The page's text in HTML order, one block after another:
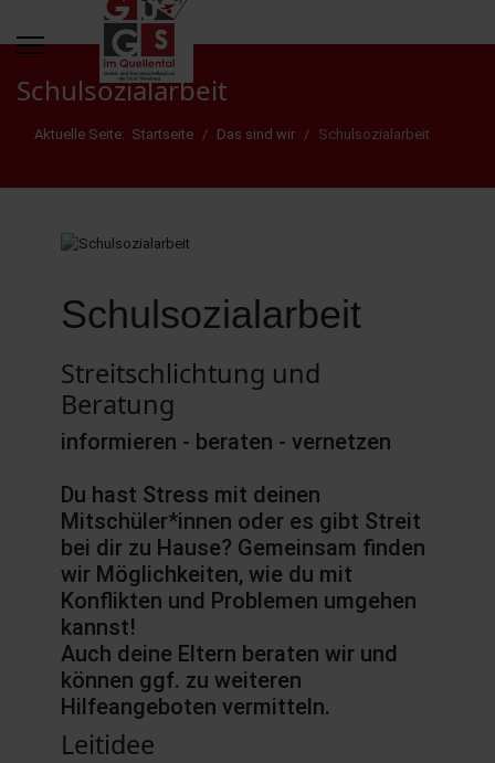
Schulsozialarbeit
Aktuelle Seite: Startseite Das sind wir Schulsozialarbeit
Schulsozialarbeit
Streitschlichtung und
Beratung
informieren - beraten - vernetzen
Du hast Stress mit deinen
Mitschüler*innen oder es gibt Streit
bei dir zu Hause? Gemeinsam finden
wir Möglichkeiten, wie du mit
Konflikten und Problemen umgehen
kannst!
Auch deine Eltern beraten wir und
können ggf. zu weiteren
Hilfeangeboten vermitteln.
Leitidee